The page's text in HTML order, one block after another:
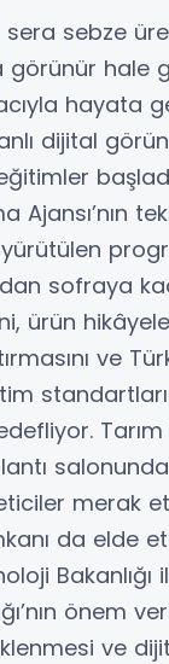
sera sebze
hale
hayata
dijital
Ajansı’nın
sofraya
ürün
ve
merak
da elde
Bakanlığı
önem
ve